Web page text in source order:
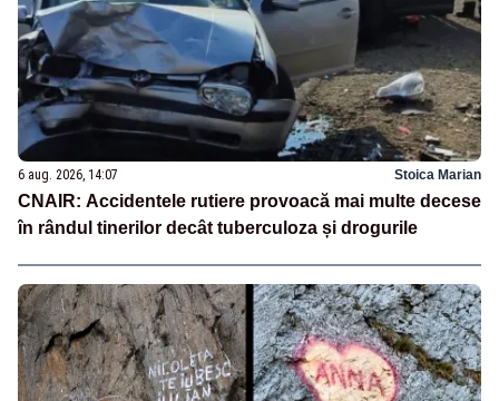
6 aug. 2026, 14:07 Stoica Marian
CNAIR: Accidentele rutiere provoacă mai multe decese
în rândul tinerilor decât tuberculoza și drogurile